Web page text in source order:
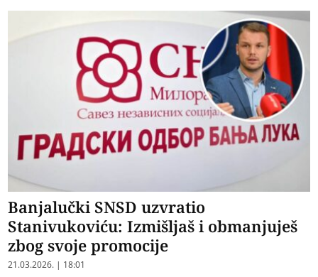
Banjalučki SNSD uzvratio
Stanivukoviću: Izmišljaš i obmanjuješ
zbog svoje promocije
21.03.2026. | 18:01